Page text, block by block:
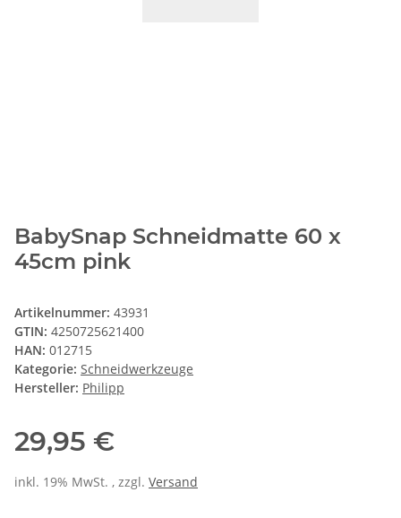
BabySnap Schneidmatte 60 x
45cm pink
Artikelnummer: 43931
GTIN: 4250725621400
HAN: 012715
Kategorie: Schneidwerkzeuge
Hersteller: Philipp
29,95 €
inkl. 19% MwSt. , zzgl. Versand